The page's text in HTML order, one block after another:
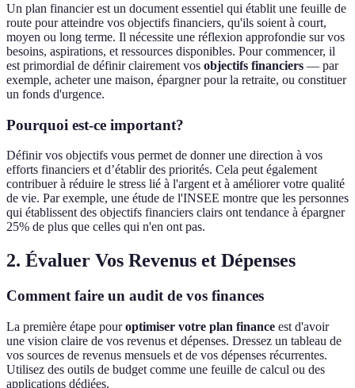
Un plan financier est un document essentiel qui établit une feuille de
route pour atteindre vos objectifs financiers, qu'ils soient à court,
moyen ou long terme. Il nécessite une réflexion approfondie sur vos
besoins, aspirations, et ressources disponibles. Pour commencer, il
est primordial de définir clairement vos objectifs financiers — par
exemple, acheter une maison, épargner pour la retraite, ou constituer
un fonds d'urgence.
Pourquoi est-ce important?
Définir vos objectifs vous permet de donner une direction à vos
efforts financiers et d’établir des priorités. Cela peut également
contribuer à réduire le stress lié à l'argent et à améliorer votre qualité
de vie. Par exemple, une étude de l'INSEE montre que les personnes
qui établissent des objectifs financiers clairs ont tendance à épargner
25% de plus que celles qui n'en ont pas.
2. Évaluer Vos Revenus et Dépenses
Comment faire un audit de vos finances
La première étape pouroptimiser votre plan finance est d'avoir
une vision claire de vos revenus et dépenses. Dressez un tableau de
vos sources de revenus mensuels et de vos dépenses récurrentes.
Utilisez des outils de budget comme une feuille de calcul ou des
applications dédiées.